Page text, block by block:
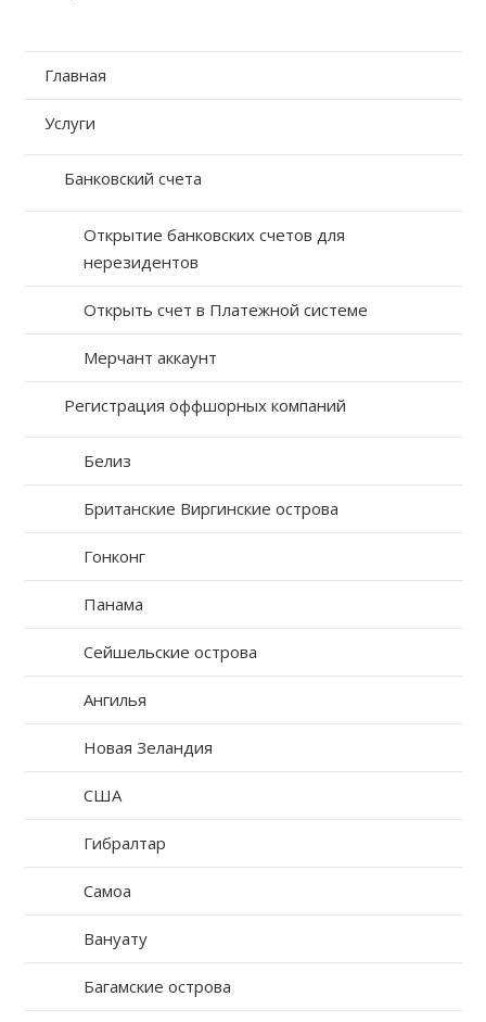
Главная
Услуги
Банковский счета
Открытие банковских счетов для
нерезидентов
Открыть счет в Платежной системе
Мерчант аккаунт
Регистрация оффшорных компаний
Белиз
Британские Виргинские острова
Гонконг
Панама
Сейшельские острова
Ангилья
Новая Зеландия
США
Гибралтар
Самоа
Вануату
Багамские острова